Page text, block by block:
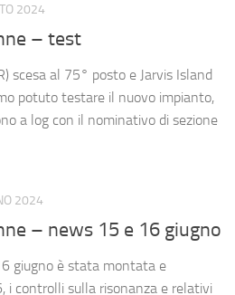
2024
– test
scesa al 75° posto e Jarvis Island
potuto testare il nuovo impianto,
a log con il nominativo di sezione
2024
– news 15 e 16 giugno
giugno è stata montata e
i controlli sulla risonanza e relativi